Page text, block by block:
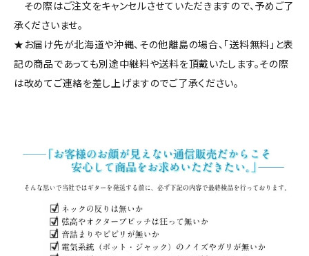
その際はご注文をキャンセルさせていただきますので、予めご了
承くださいませ。
★お届け先が北海道や沖縄、その他離島の場合、「送料無料」と表
記の商品であっても別途中継料や送料を頂戴いたします。その際
は改めてご連絡を差し上げますのでご了承ください。